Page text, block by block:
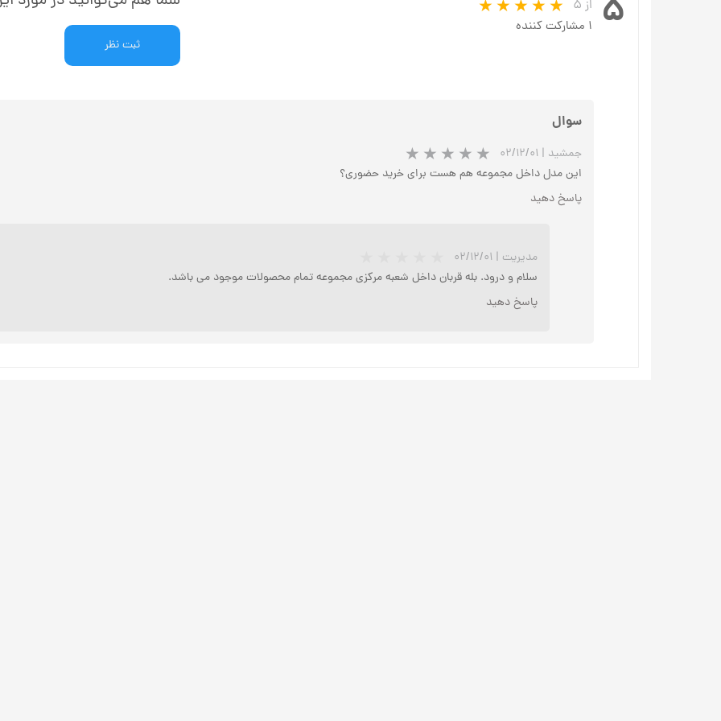
۵
از ۵
۱ مشارکت کننده
ثبت نظر
سوال
جمشید | ۰۲/۱۲/۰۱
این مدل داخل مجموعه هم هست برای خرید حضوری؟
پاسخ دهید
مدیریت | ۰۲/۱۲/۰۱
سلام و درود. بله قربان داخل شعبه مرکزی مجموعه تمام محصولات موجود می باشد.
پاسخ دهید